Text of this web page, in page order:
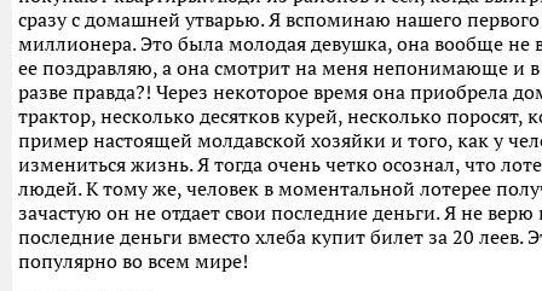
сразу с домашней утварью. Я вспоминаю нашего
миллионера. Это была молодая девушка, она вообще не
ее поздравляю, а она смотрит на меня непонимающе и в
разве правда?! Через некоторое время она приобрела
трактор, несколько десятков курей, несколько поросят,
пример настоящей молдавской хозяйки и того, как у
измениться жизнь. Я тогда очень четко осознал, что
людей. К тому же, человек в моментальной лотерее
зачастую он не отдает свои последние деньги. Я не верю
последние деньги вместо хлеба купит билет за 20 леев.
популярно во всем мире!